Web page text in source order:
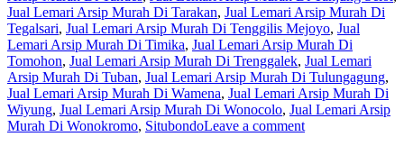
Jual Lemari Arsip Murah Di Tarakan, Jual Lemari Arsip Murah Di
Tegalsari, Jual Lemari Arsip Murah Di Tenggilis Mejoyo, Jual
Lemari Arsip Murah Di Timika, Jual Lemari Arsip Murah Di
Tomohon, Jual Lemari Arsip Murah Di Trenggalek, Jual Lemari
Arsip Murah Di Tuban, Jual Lemari Arsip Murah Di Tulungagung,
Jual Lemari Arsip Murah Di Wamena, Jual Lemari Arsip Murah Di
Wiyung, Jual Lemari Arsip Murah Di Wonocolo, Jual Lemari Arsip
Murah Di Wonokromo, SitubondoLeave a comment